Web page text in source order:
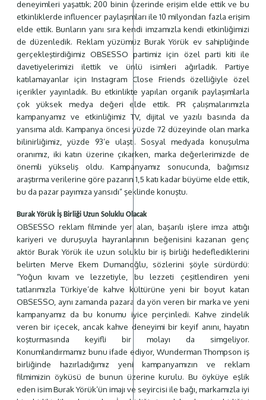
deneyimleri yaşattık; 200 binin üzerinde erişim elde ettik ve bu
etkinliklerde influencer paylaşımları ile 10 milyondan fazla erişim
elde ettik. Bunların yanı sıra kendi imzamızla kendi etkinliğimizi
de düzenledik. Reklam yüzümüz Burak Yörük ev sahipliğinde
gerçekleştirdiğimiz OBSESSO partimiz için özel parti kiti ile
davetiyelerimizi ilettik ve ünlü isimleri ağırladık. Partiye
katılamayanlar için Instagram Close Friends özelliğiyle özel
içerikler yayınladık. Bu etkinlikte yapılan organik paylaşımlarla
çok yüksek medya değeri elde ettik. PR çalışmalarımızla
kampanyamız ve etkinliğimiz TV, dijital ve yazılı basında da
yansıma aldı. Kampanya öncesi yüzde 72 düzeyinde olan marka
bilinirliğimiz, yüzde 93’e ulaştı. Sosyal medyada konuşulma
oranımız, iki katın üzerine çıkarken, marka değerlerimizde de
önemli yükseliş oldu. Kampanyamız sonucunda, bağımsız
araştırma verilerine göre pazarın 1,5 katı kadar büyüme elde ettik,
bu da pazar payımıza yansıdı” şeklinde konuştu.
Burak Yörük İş Birliği Uzun Soluklu Olacak
OBSESSO reklam filminde yer alan, başarılı işlere imza attığı
kariyeri ve duruşuyla hayranlarının beğenisini kazanan genç
aktör Burak Yörük ile uzun soluklu bir iş birliği hedeflediklerini
belirten Merve Ekem Dumanoğlu, sözlerini şöyle sürdürdü:
“Yoğun kıvam ve lezzetiyle, bu lezzeti çeşitlendiren yeni
tatlarımızla Türkiye’de kahve kültürüne yeni bir boyut katan
OBSESSO, aynı zamanda pazara da yön veren bir marka ve yeni
kampanyamız da bu konumu iyice perçinledi. Kahve zindelik
veren bir içecek, ancak kahve deneyimi bir keyif anını, hayatın
koşturmasında keyifli bir molayı da simgeliyor.
Konumlandırmamız bunu ifade ediyor, Wunderman Thompson iş
birliğinde hazırladığımız yeni kampanyamızın ve reklam
filmimizin öyküsü de bunun üzerine kurulu. Bu öyküye eşlik
eden isim Burak Yörük’ün imajı ve seyircisi ile bağı, markamızla iyi